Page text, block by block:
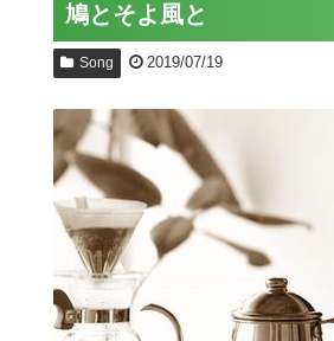
鳩とそよ風と
Song 2019/07/19